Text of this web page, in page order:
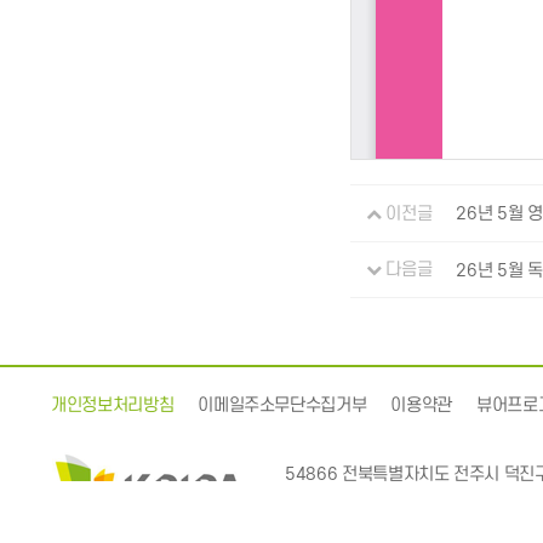
이전글 26년 5월
다음글 26년 5월
개인정보처리방침 이메일주소무단수집거부 이용약관 뷰어프로
54866 전북특별자치도 전주시 덕진